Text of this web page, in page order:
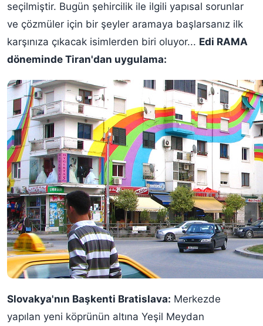
seçilmiştir. Bugün şehircilik ile ilgili yapısal sorunlar
ve çözmüler için bir şeyler aramaya başlarsanız ilk
karşınıza çıkacak isimlerden biri oluyor... Edi RAMA
döneminde Tiran'dan uygulama:
Slovakya'nın Başkenti Bratislava: Merkezde
yapılan yeni köprünün altına Yeşil Meydan